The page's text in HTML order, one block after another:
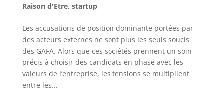
Raison d'Etre, startup
Les accusations de position dominante portées par
des acteurs externes ne sont plus les seuls soucis
des GAFA. Alors que ces sociétés prennent un soin
précis à choisir des candidats en phase avec les
valeurs de l’entreprise, les tensions se multiplient
entre les...